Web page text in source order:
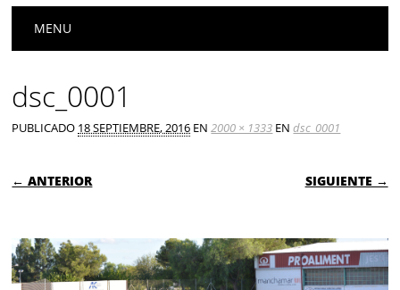
Menú principal
MENU
dsc_0001
PUBLICADO 18 SEPTIEMBRE, 2016 EN2000 × 1333 ENdsc_0001
← ANTERIOR SIGUIENTE →